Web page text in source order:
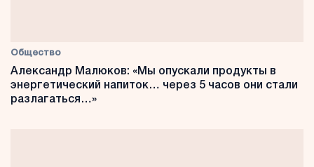
Общество
Александр Малюков: «Мы опускали продукты в
энергетический напиток… через 5 часов они стали
разлагаться…»